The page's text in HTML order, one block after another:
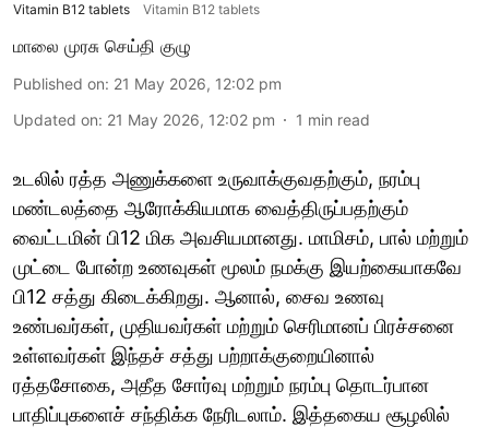
Vitamin B12 tablets Vitamin B12 tablets
மாலை முரசு செய்தி குழு
Published on: 21 May 2026, 12:02 pm
Updated on: 21 May 2026, 12:02 pm 1 min read
உடலில் ரத்த அணுக்களை உருவாக்குவதற்கும், நரம்பு
மண்டலத்தை ஆரோக்கியமாக வைத்திருப்பதற்கும்
வைட்டமின் பி12 மிக அவசியமானது. மாமிசம், பால் மற்றும்
முட்டை போன்ற உணவுகள் மூலம் நமக்கு இயற்கையாகவே
பி12 சத்து கிடைக்கிறது. ஆனால், சைவ உணவு
உண்பவர்கள், முதியவர்கள் மற்றும் செரிமானப் பிரச்சனை
உள்ளவர்கள் இந்தச் சத்து பற்றாக்குறையினால்
ரத்தசோகை, அதீத சோர்வு மற்றும் நரம்பு தொடர்பான
பாதிப்புகளைச் சந்திக்க நேரிடலாம். இத்தகைய சூழலில்